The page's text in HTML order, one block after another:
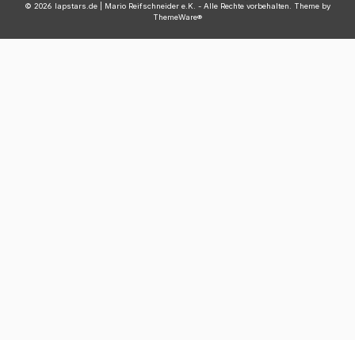
© 2026 lapstars.de | Mario Reifschneider e.K. - Alle Rechte vorbehalten. Theme by
ThemeWare®